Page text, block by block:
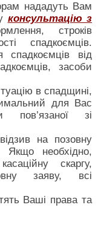
нададуть Вам
консультацію з
строків
спадкоємців.
спадкоємців від
засоби
в спадщині,
для Вас
пов’язаної зі
на позовну
необхідно,
скаргу,
заяву, всі
Ваші права та